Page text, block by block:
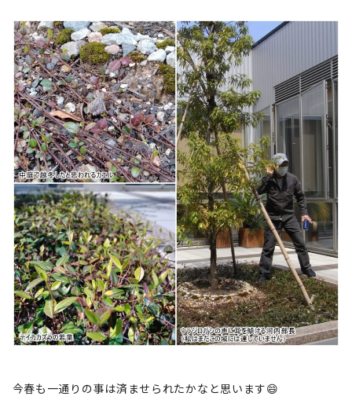
今春も一通りの事は済ませられたかなと思います😄